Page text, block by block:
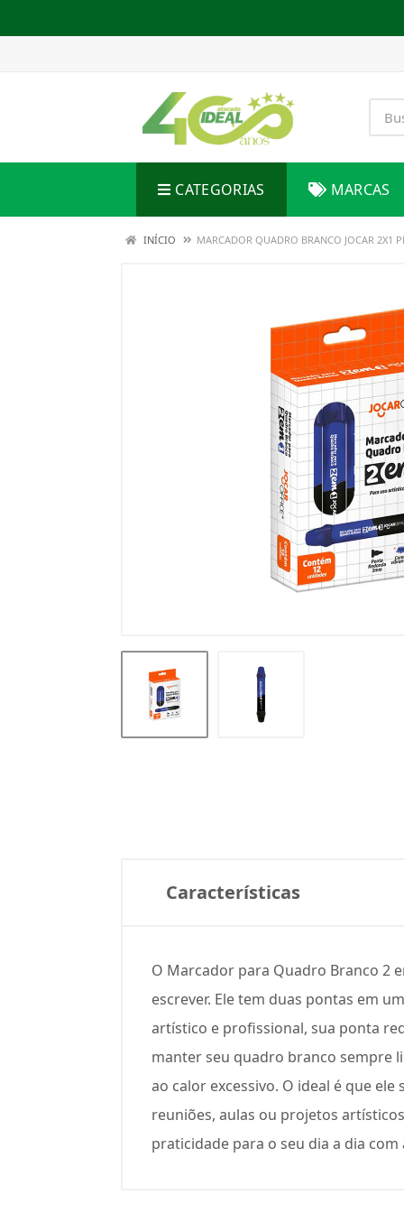
CATEGORIAS MARCAS
INÍCIO MARCADOR QUADRO BRANCO JOCAR 2X1
Características
O Marcador para Quadro Branco 2
escrever. Ele tem duas pontas em
artístico e profissional, sua ponta
manter seu quadro branco sempre
ao calor excessivo. O ideal é que
reuniões, aulas ou projetos
praticidade para o seu dia a dia com